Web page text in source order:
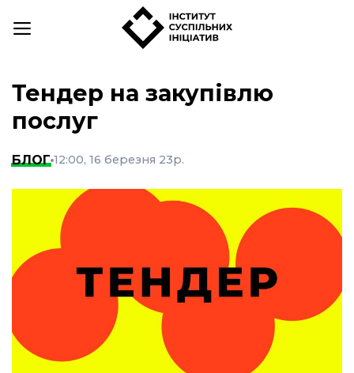
Тендер на закупівлю
послуг
БЛОГ 12:00, 16 березня 23р.